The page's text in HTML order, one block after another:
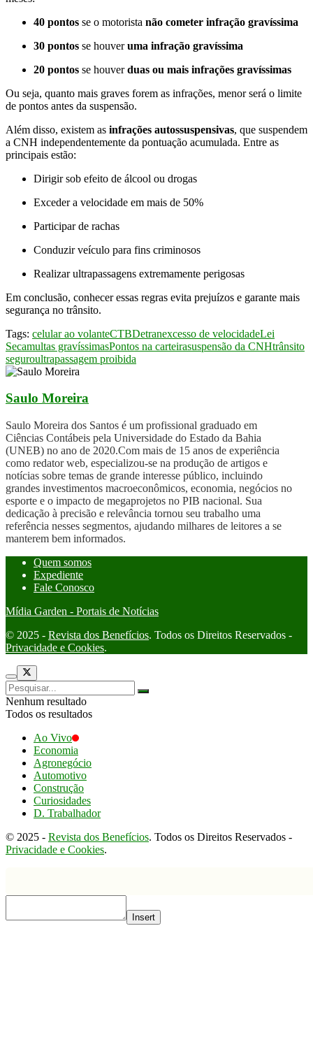
40 pontos se o motorista não cometer infração gravíssima
30 pontos se houveruma infração gravíssima
20 pontos se houverduas ou mais infrações gravíssimas
Ou seja, quanto mais graves forem as infrações, menor será o limite
de pontos antes da suspensão.
Além disso, existem as infrações autossuspensivas, que suspendem
a CNH independentemente da pontuação acumulada. Entre as
principais estão:
Dirigir sob efeito de álcool ou drogas
Exceder a velocidade em mais de 50%
Participar de rachas
Conduzir veículo para fins criminosos
Realizar ultrapassagens extremamente perigosas
Em conclusão, conhecer essas regras evita prejuízos e garante mais
segurança no trânsito.
Tags: celular ao volanteCTBDetranexcesso de velocidadeLei
Secamultas gravíssimasPontos na carteirasuspensão da CNHtrânsito
seguroultrapassagem proibida
Saulo Moreira
Saulo Moreira dos Santos é um profissional graduado em
Ciências Contábeis pela Universidade do Estado da Bahia
(UNEB) no ano de 2020.Com mais de 15 anos de experiência
como redator web, especializou-se na produção de artigos e
notícias sobre temas de grande interesse público, incluindo
grandes investimentos macroeconômicos, economia, negócios no
esporte e o impacto de megaprojetos no PIB nacional. Sua
dedicação à precisão e relevância tornou seu trabalho uma
referência nesses segmentos, ajudando milhares de leitores a se
manterem bem informados.
Quem somos
Expediente
Fale Conosco
Mídia Garden - Portais de Notícias
© 2025 - Revista dos Benefícios. Todos os Direitos Reservados -
Privacidade e Cookies.
Nenhum resultado
Todos os resultados
Ao Vivo
Economia
Agronegócio
Automotivo
Construção
Curiosidades
D. Trabalhador
© 2025 - Revista dos Benefícios. Todos os Direitos Reservados -
Privacidade e Cookies.
Insert